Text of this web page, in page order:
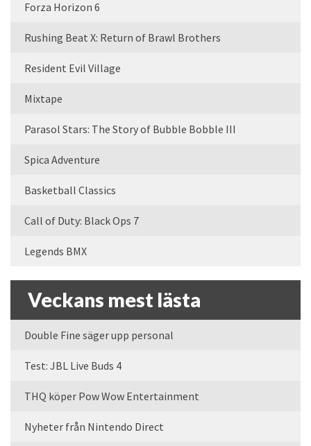
Forza Horizon 6
Rushing Beat X: Return of Brawl Brothers
Resident Evil Village
Mixtape
Parasol Stars: The Story of Bubble Bobble III
Spica Adventure
Basketball Classics
Call of Duty: Black Ops 7
Legends BMX
Veckans mest lästa
Double Fine säger upp personal
Test: JBL Live Buds 4
THQ köper Pow Wow Entertainment
Nyheter från Nintendo Direct